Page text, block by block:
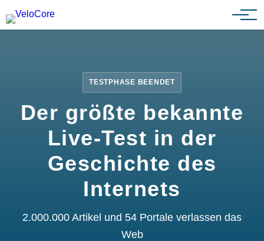
Partnerprogramm
TESTPHASE BEENDET
Der größte bekannte
Live-Test in der
Geschichte des
Internets
2.000.000 Artikel und 54 Portale verlassen das
Web